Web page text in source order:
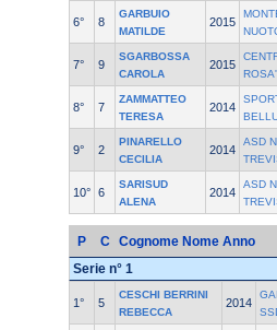
6° 8
GARBUIO
MATILDE
2015
7° 9
SGARBOSSA
CAROLA
2015
8° 7
ZAMMATTEO
TERESA
2014
9° 2
PINARELLO
CECILIA
2014
ASD
10° 6
SARISUD
ALENA
2014
ASD
P C Cognome Nome Anno
Serie n° 1
1° 5
CESCHI BERRINI
REBECCA
2014